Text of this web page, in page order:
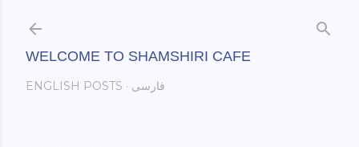
WELCOME TO SHAMSHIRI CAFE
ENGLISH POSTS فارسی